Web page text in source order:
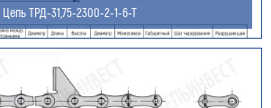
Цепь ТРД-31,75-2300-2-1-6-Т